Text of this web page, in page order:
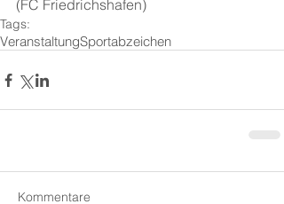
(FC Friedrichshafen)
Tags:
VeranstaltungSportabzeichen
Kommentare